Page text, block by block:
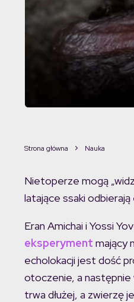
Strona główna Nauka
Nietoperze mogą
latające ssaki
Eran Amichai i Yossi
eksperyment mający
echolokacji jest dość
otoczenie, a następnie
trwa dłużej, a zwierzę